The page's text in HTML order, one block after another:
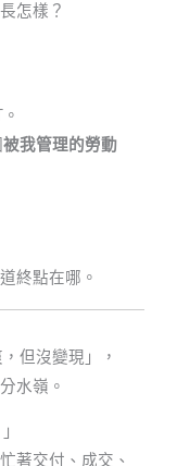
怎樣？
被我管理的勞動
終點在哪。
但沒變現」，
水嶺。
著交付、成交、